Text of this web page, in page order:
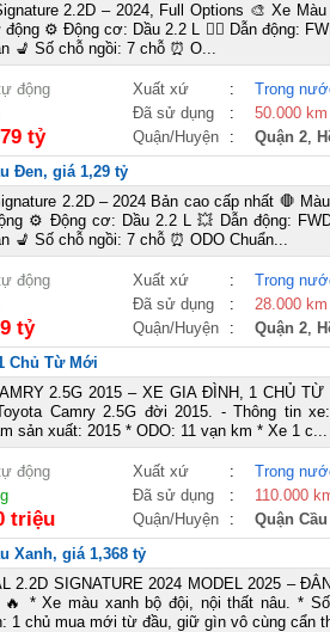
2.2D – 2024, Full Options 🎨 Xe
⚙️ Động cơ: Dầu 2.2 L 🚴‍♀️ Dẫn động:
💺 Số chỗ ngồi: 7 chỗ ⏰ O...
động Xuất xứ :
Trong
Đã sử dụng :
50.000 km
tỷ Quận/Huyện : Quận 2,
Đen, giá 1,29 tỷ
2.2D – 2024 Bản cao cấp nhất 🛑
⚙️ Động cơ: Dầu 2.2 L 💥 Dẫn động:
💺 Số chỗ ngồi: 7 chỗ ⏰ ODO Chuẩn...
động Xuất xứ :
Trong
Đã sử dụng :
28.000 km
tỷ Quận/Huyện : Quận 2,
Chủ Từ Mới
2.5G 2015 – XE GIA ĐÌNH, 1 CHỦ
Camry 2.5G đời 2015. - Thông tin
sản xuất: 2015 * ODO: 11 vạn km * Xe 1 c...
động Xuất xứ :
Trong
Đã sử dụng :
110.000
triệu Quận/Huyện : Quận
Xanh, giá 1,368 tỷ
2.2D SIGNATURE 2024 MODEL 2025 –
🔥 * Xe màu xanh bộ đội, nội thất nâu. *
1 chủ mua mới từ đầu, giữ gìn vô cùng cẩn